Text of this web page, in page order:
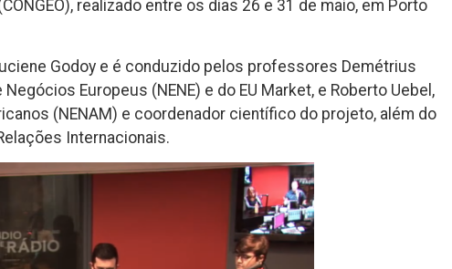
realizado entre os dias 26 e 31 de maio, em Porto
Godoy e é conduzido pelos professores Demétrius
Europeus (NENE) e do EU Market, e Roberto Uebel,
(NENAM) e coordenador científico do projeto, além do
Internacionais.